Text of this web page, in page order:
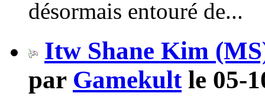
désormais entouré de...
Itw Shane Kim
par Gamekultle 05-